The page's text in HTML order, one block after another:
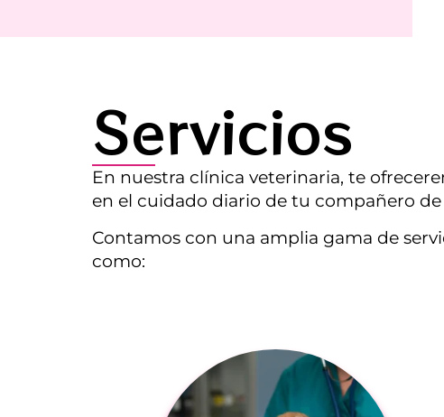
Servicios
En nuestra clínica veterinaria, te
en el cuidado diario de tu compañero
Contamos con una amplia gama de
como: